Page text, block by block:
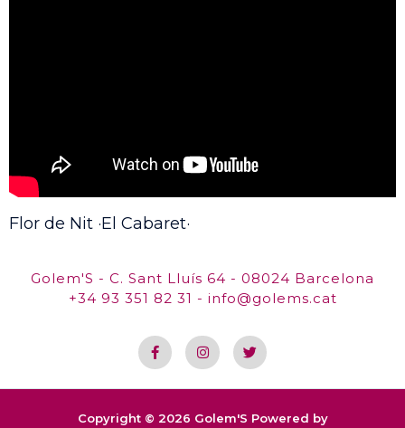
Flor de Nit ·El Cabaret·
Golem'S - C. Sant Lluís 64 - 08024 Barcelona
+34 93 351 82 31 - info@golems.cat
Copyright © 2026 Golem'S Powered by